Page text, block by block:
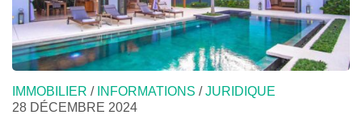
IMMOBILIER / INFORMATIONS /JURIDIQUE
28 DÉCEMBRE 2024